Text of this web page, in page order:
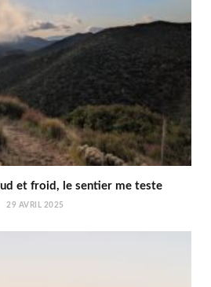
et froid, le sentier me teste
29 AVRIL 2025